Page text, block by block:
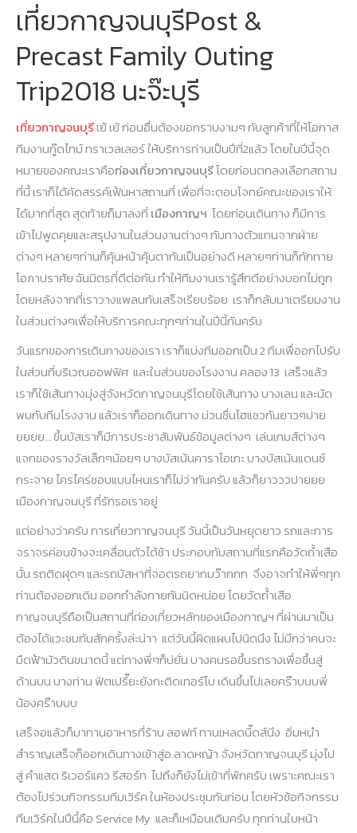
เที่ยวกาญจนบุรีPost &
Precast Family Outing
Trip2018 นะจ๊ะบุรี
เที่ยวกาญจนบุรีเย้ เย้ ก่อนอื่นต้องขอกราบงามๆ กับลูกค้าที่ให้โอกาส
ทีมงานกู๊ดไทม์ ทราเวลเลอร์ ให้บริการท่านเป็นปีที่2แล้ว โดยในปีนี้จุด
หมายของคณะเราคือท่องเที่ยวกาญจนบุรีโดยก่อนตกลงเลือกสถาน
ที่นี้ เราก็ได้คัดสรรค์เฟ้นหาสถานที่ เพื่อที่จะตอบโจทย์คณะของเราให้
ได้มากที่สุด สุดท้ายก็มาลงที่ เมืองกาญฯ โดยก่อนเดินทาง ก็มีการ
เข้าไปพูดคุยและสรุปงานในส่วนงานต่างๆ กับทางตัวแทนจากฝ่าย
ต่างๆ หลายๆท่านก็คุ้นหน้าคุ้นตากันเป็นอย่างดี หลายๆท่านก็ทักทาย
โอภาปราศัย ฉันมิตรที่ดีต่อกัน ทำให้ทีมงานเรารู้สึกดีอย่างบอกไม่ถูก
โดยหลังจากที่เราวางแพลนกันเสร็จเรียบร้อย เราก็กลับมาเตรียมงาน
ในส่วนต่างๆเพื่อให้บริการคณะทุกๆท่านในปีนี้กันครับ
วันแรกของการเดินทางของเรา เราก็แบ่งทีมออกเป็น 2 ทีมเพื่ออกไปรับ
ในส่วนที่บริเวณออฟฟิศ และในส่วนของโรงงาน คลอง 13 เสร็จแล้ว
เราก็ใช้เส้นทางมุ่งสู่จังหวัดกาญจนบุรีโดยใช้เส้นทาง บางเลน และนัด
พบกับทีมโรงงาน แล้วเราก็ออกเดินทาง ม่วนซื่นโฮแซวกันยาวๆปาย
ยยยย… ขึ้นบัสเราก็มีการประชาสัมพันธ์ข้อมูลต่างๆ เล่นเกมส์ต่างๆ
แจกของรางวัลเล็กๆน้อยๆ บางบัสเน้นคาราโอเกะ บางบัสเน้นแดนซ์
กระจาย ไครไคร่ชอบแบบไหนเราก็ไม่ว่ากันครับ แล้วก็ยาวววปายยย
เมืองกาญจนบุรี ที่รักรอเราอยู่
แต่อย่างว่าครับ การเที่ยวกาญจนบุรี วันนี้เป็นวันหยุดยาว รถและการ
จราจรค่อนข้างจะเคลื่อนตัวได้ช้า ประกอบกับสถานที่แรกคือวัดถ้ำเสือ
นั้น รถติดฝุดๆ และรถบัสหาที่จอดรถยากมว๊ากกก จึงอาจทำให้พี่ๆทุก
ท่านต้องออกเดิน ออกกำลังกายกันนิดหน่อย โดยวัดถ้ำเสือ
กาญจนบุรีถือเป็นสถานที่ท่องเที่ยวหลักของเมืองกาญฯ ที่ผ่านมาเป็น
ต้องได้แวะชมกันสักครั้งล่ะน่าา แต่วันนี้ผิดแผนไปนิดนึง ไม่มึกว่าคนจะ
มืดฟ้ามัวดินขนาดนี้ แต่ทางพี่ๆก็บ่ยั่น บางคนรอขึ้นรถรางเพื่อขึ้นสู่
ด้านบน บางท่าน ฟิตเปรี๊ยะยังกะติดเทอร์โบ เดินขึ้นไปเลยคร๊าบบบพี่
น้องคร๊าบบบ
เสร็จอแล้วก็มาทานอาหารที่ร้าน ลอฟท์ ทานเหลดนี๊ดส์นึง อิ่มหนำ
สำราญเสร็จก็ออกเดินทางเข้าสู่อ.ลาดหญ้า จังหวัดกาญจนบุรี มุ่งไป
สู่ คำแสด ริเวอร์แคว รีสอร์ท ไปถึงก็ยังไม่เข้าที่พักครับ เพราะคณะเรา
ต้องไปร่วมกิจกรรมทีมเวิร์ค ในห้องประชุมกันก่อน โดยหัวข้อกิจกรรม
ทีมเวิร์คในปีนี้คือ Service My และก็เหมือนเดิมครับ ทุกท่านใบหน้า